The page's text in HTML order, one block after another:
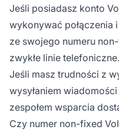
Jeśli posiadasz konto
wykonywać połączenia
ze swojego numeru
zwykłe linie telefoniczne.
Jeśli masz trudności z
wysyłaniem
zespołem wsparcia
Czy numer non-fixed